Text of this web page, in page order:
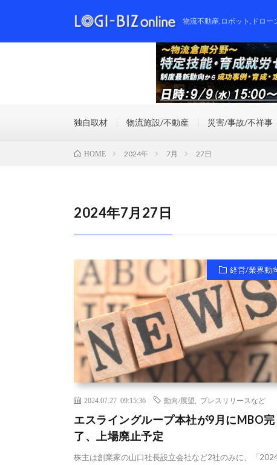
物流不動産,ロボット,ドロー
独自取材 物流施設/不動産 災害/事故/不祥事
HOME 2024年 7月 27日
2024年7月27日
経営/業界動
2024.07.27 09:15:36 動向/展望 プレスリリースなど
エスライングループ本社が9月にMBO完
了、上場廃止予定
株主は創業家の山口社長設立会社など2社のみに、「